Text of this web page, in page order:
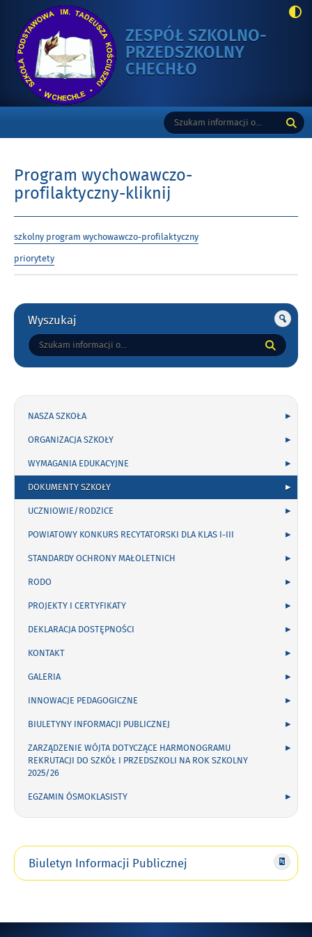
ZESPÓŁ SZKOLNO-
PRZEDSZKOLNY
CHECHŁO
KLIKNIJ
Wyszukiwarka
Tutaj
wpisz
szukaną
Program wychowawczo-
profilaktyczny-kliknij
szkolny program wychowawczo-profilaktyczny
priorytety
Gorne
Wyszukaj
Tutaj
wpisz
NASZA SZKOŁA
ORGANIZACJA SZKOŁY
WYMAGANIA EDUKACYJNE
DOKUMENTY SZKOŁY
UCZNIOWIE/RODZICE
POWIATOWY KONKURS RECYTATORSKI DLA KLAS I-III
STANDARDY OCHRONY MAŁOLETNICH
RODO
PROJEKTY I CERTYFIKATY
DEKLARACJA DOSTĘPNOŚCI
KONTAKT
GALERIA
INNOWACJE PEDAGOGICZNE
BIULETYNY INFORMACJI PUBLICZNEJ
ZARZĄDZENIE WÓJTA DOTYCZĄCE HARMONOGRAMU
REKRUTACJI DO SZKÓŁ I PRZEDSZKOLI NA ROK SZKOLNY
2025/26
EGZAMIN ÓSMOKLASISTY
Biuletyn Informacji Publicznej